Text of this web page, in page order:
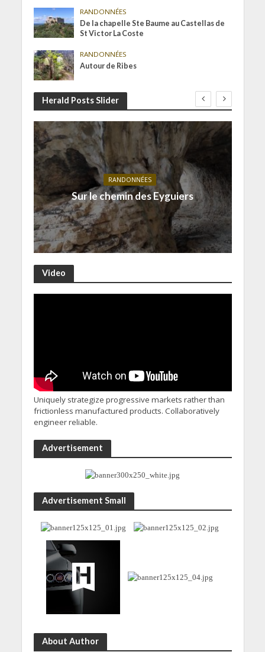
RANDONNÉES
De la chapelle Ste Baume au Castellas de
St Victor La Coste
RANDONNÉES
Autour de Ribes
Herald Posts Slider
RANDONNÉES
Sur le chemin des Eyguiers
Video
Uniquely strategize progressive markets rather than
frictionless manufactured products. Collaboratively
engineer reliable.
Advertisement
Advertisement Small
About Author